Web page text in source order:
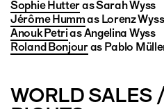
Sophie Hutteras Sarah Wyss
Jérôme Hummas Lorenz Wyss
Anouk Petrias Angelina Wyss
Roland Bonjouras Pablo
WORLD SALES